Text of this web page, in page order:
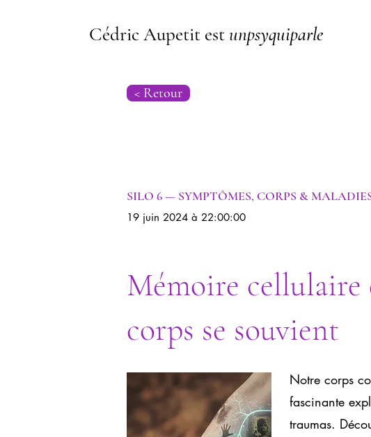
Cédric Aupetit estunpsyquiparle
< Retour
SILO 6 — SYMPTÔMES, CORPS &
19 juin 2024 à 22:00:00
Mémoire cellulaire
corps se souvient
Notre corps
fascinante
traumas.